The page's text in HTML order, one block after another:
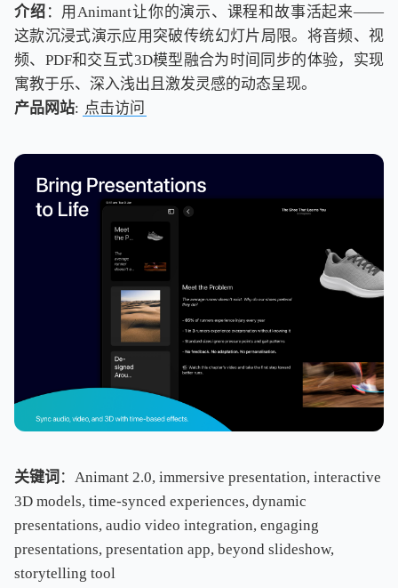
介绍 ：用Animant让你的演示、课程和故事活起来——
这款沉浸式演示应用突破传统幻灯片局限。将音频、视
频、PDF和交互式3D模型融合为时间同步的体验，实现
寓教于乐、深入浅出且激发灵感的动态呈现。
产品网站: 点击访问
关键词 ：Animant 2.0, immersive presentation, interactive
3D models, time-synced experiences, dynamic
presentations, audio video integration, engaging
presentations, presentation app, beyond slideshow,
storytelling tool